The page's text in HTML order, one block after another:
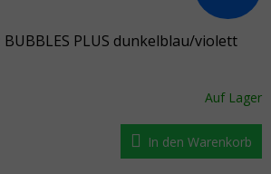
BUBBLES PLUS dunkelblau/violett
Auf Lager
In den Warenkorb